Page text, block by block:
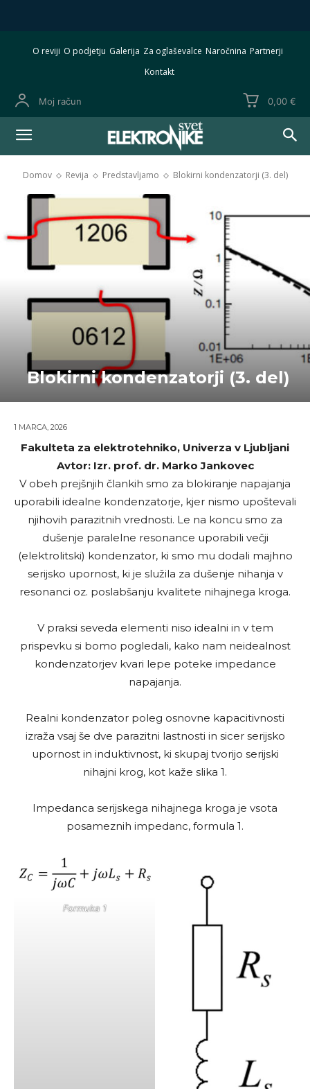
O reviji O podjetju Galerija Za oglaševalce Naročnina Partnerji
Kontakt
Moj račun 0,00 €
Domov Revija Predstavljamo Blokirni kondenzatorji (3. del)
Blokirni kondenzatorji (3. del)
1 MARCA, 2026
Fakulteta za elektrotehniko, Univerza v Ljubljani
Avtor: Izr. prof. dr. Marko Jankovec
V obeh prejšnjih člankih smo za blokiranje napajanja
uporabili idealne kondenzatorje, kjer nismo upoštevali
njihovih parazitnih vrednosti. Le na koncu smo za
dušenje paralelne resonance uporabili večji
(elektrolitski) kondenzator, ki smo mu dodali majhno
serijsko upornost, ki je služila za dušenje nihanja v
resonanci oz. poslabšanju kvalitete nihajnega kroga.
V praksi seveda elementi niso idealni in v tem
prispevku si bomo pogledali, kako nam neidealnost
kondenzatorjev kvari lepe poteke impedance
napajanja.
Realni kondenzator poleg osnovne kapacitivnosti
izraža vsaj še dve parazitni lastnosti in sicer serijsko
upornost in induktivnost, ki skupaj tvorijo serijski
nihajni krog, kot kaže slika 1.
Impedanca serijskega nihajnega kroga je vsota
posameznih impedanc, formula 1.
Formuka 1